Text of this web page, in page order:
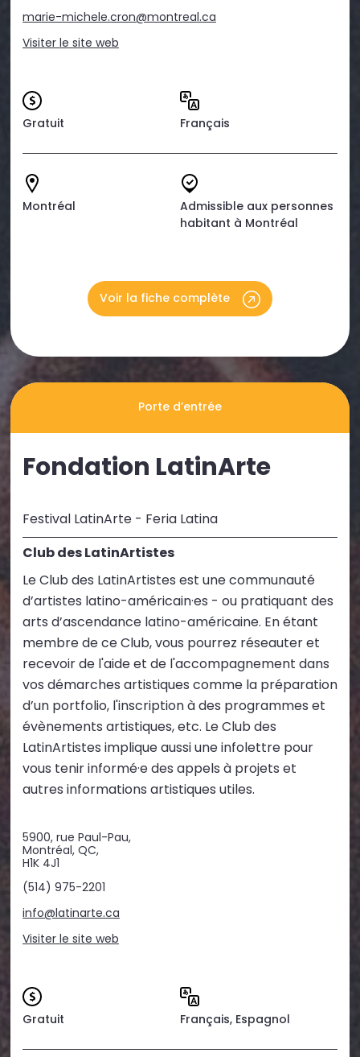
marie-michele.cron@montreal.ca
Visiter le site web
Gratuit Français
Montréal
Admissible aux personnes
habitant à Montréal
Voir la fiche complète
Porte d’entrée
Fondation LatinArte
Festival LatinArte - Feria Latina
Club des LatinArtistes
Le Club des LatinArtistes est une communauté
d’artistes latino-américain·es - ou pratiquant des
arts d’ascendance latino-américaine. En étant
membre de ce Club, vous pourrez réseauter et
recevoir de l'aide et de l'accompagnement dans
vos démarches artistiques comme la préparation
d’un portfolio, l'inscription à des programmes et
évènements artistiques, etc. Le Club des
LatinArtistes implique aussi une infolettre pour
vous tenir informé·e des appels à projets et
autres informations artistiques utiles.
5900, rue Paul-Pau,
Montréal, QC,
H1K 4J1
(514) 975-2201
info@latinarte.ca
Visiter le site web
Gratuit Français, Espagnol